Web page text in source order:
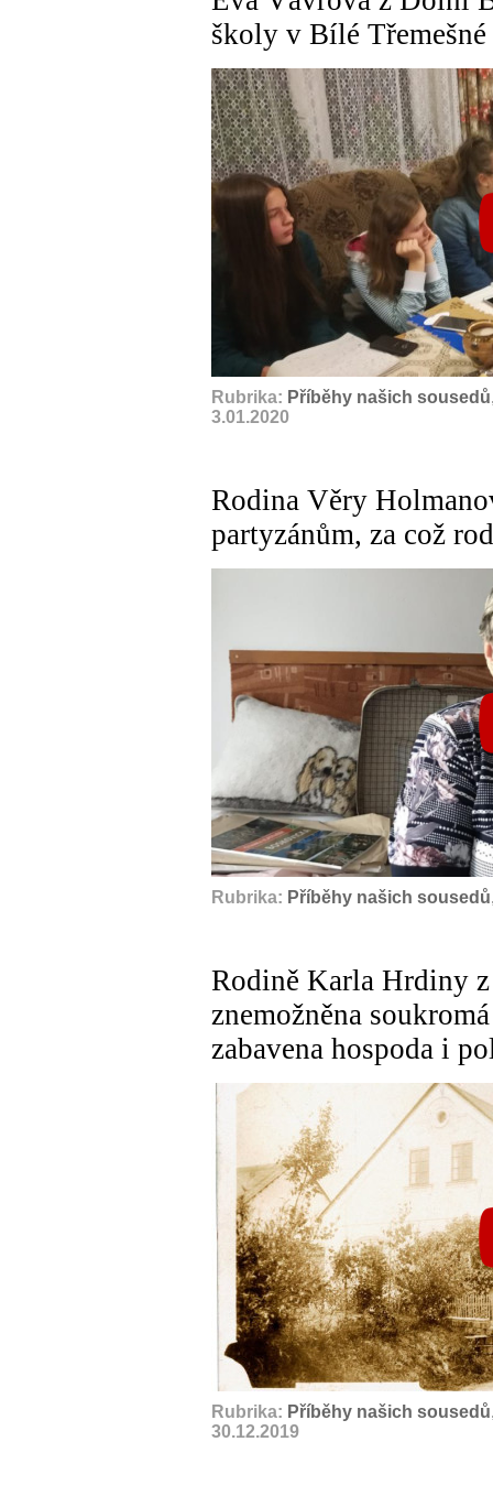
školy v Bílé Třemešné
Rubrika: Příběhy našich sousedů
3.01.2020
Rodina Věry
partyzánům, za což
Rubrika: Příběhy našich sousedů
Rodině Karla Hrdiny
znemožněna
zabavena hospoda i
Rubrika: Příběhy našich sousedů
30.12.2019